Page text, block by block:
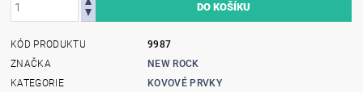
KÓD PRODUKTU
9987
ZNAČKA
NEW ROCK
KATEGORIE
KOVOVÉ PRVKY